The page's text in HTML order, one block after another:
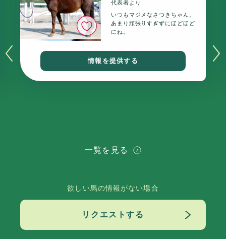
いいね
代表者より
いつもマジメなさつきちゃん。
あまり頑張りすぎずにほどほど
にね。
情報を提供する
一覧を見る
欲しい馬の情報がない場合
リクエストする